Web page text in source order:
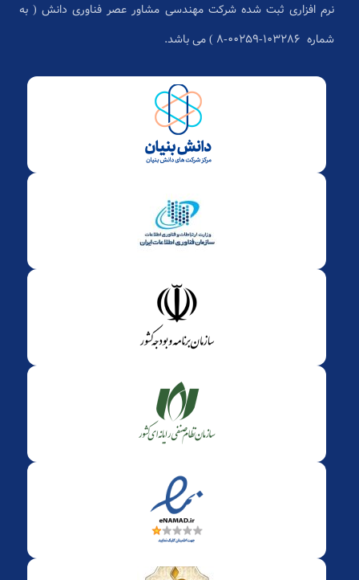
نرم افزاری ثبت شده شرکت مهندسی مشاور عصر فناوری دانش ( به
شماره ۱۰۳۲۸۶-۰۰۲۵۹-۸ ) می باشد.